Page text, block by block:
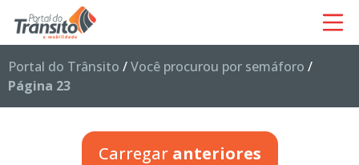
Portal do Trânsito /Você procurou por semáforo /
Página 23
Carregar anteriores